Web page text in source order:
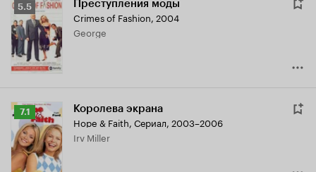
Рейтинг
Кинопоиска
5.5
5.5 Преступления моды
Crimes of Fashion, 2004
George
Рейтинг
Кинопоиска
7.1
7.1 Королева экрана
Hope & Faith, Сериал, 2003–2006
Irv Miller